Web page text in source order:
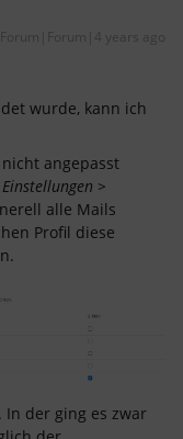
Forum|Forum|4 years ago
wurde, kann ich
angepasst
Einstellungen >
alle Mails
Profil diese
der ging es zwar